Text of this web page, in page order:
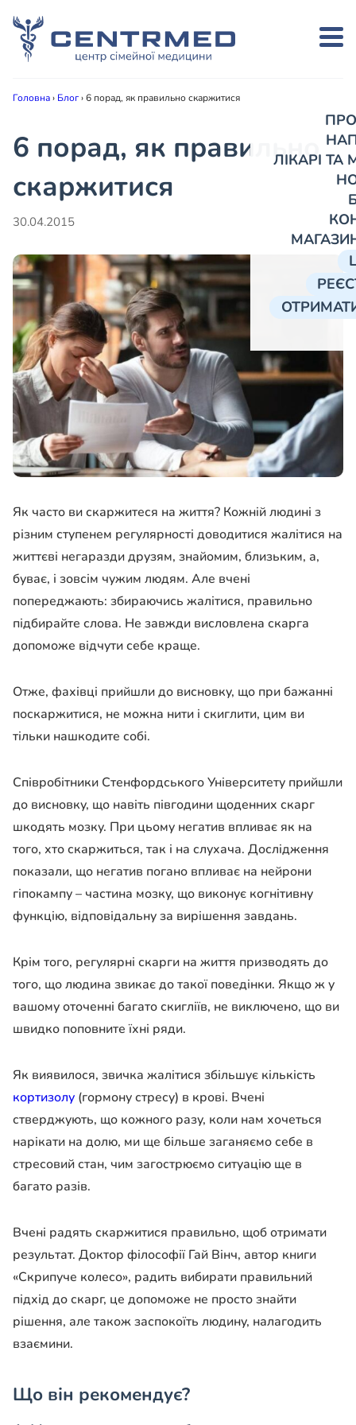
ЛІКАРІ
Головна› Блог›6 порад, як правильно скаржитися
6 порад, як правильно
скаржитися
30.04.2015
Як часто ви скаржитеся на життя? Кожній людині з
різним ступенем регулярності доводитися жалітися на
життєві негаразди друзям, знайомим, близьким, а,
буває, і зовсім чужим людям. Але вчені
попереджають: збираючись жалітися, правильно
підбирайте слова. Не завжди висловлена скарга
допоможе відчути себе краще.
Отже, фахівці прийшли до висновку, що при бажанні
поскаржитися, не можна нити і скиглити, цим ви
тільки нашкодите собі.
Співробітники Стенфордського Університету прийшли
до висновку, що навіть півгодини щоденних скарг
шкодять мозку. При цьому негатив впливає як на
того, хто скаржиться, так і на слухача. Дослідження
показали, що негатив погано впливає на нейрони
гіпокампу – частина мозку, що виконує когнітивну
функцію, відповідальну за вирішення завдань.
Крім того, регулярні скарги на життя призводять до
того, що людина звикає до такої поведінки. Якщо ж у
вашому оточенні багато скигліїв, не виключено, що ви
швидко поповните їхні ряди.
Як виявилося, звичка жалітися збільшує кількість
кортизолу (гормону стресу) в крові. Вчені
стверджують, що кожного разу, коли нам хочеться
нарікати на долю, ми ще більше заганяємо себе в
стресовий стан, чим загострюємо ситуацію ще в
багато разів.
Вчені радять скаржитися правильно, щоб отримати
результат. Доктор філософії Гай Вінч, автор книги
«Скрипуче колесо», радить вибирати правильний
підхід до скарг, це допоможе не просто знайти
рішення, але також заспокоїть людину, налагодить
взаємини.
Що він рекомендує?